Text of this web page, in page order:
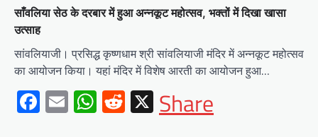
साँवलिया सेठ के दरबार में हुआ अन्नकूट महोत्सव, भक्तों में दिखा खासा
उत्साह
सांवलियाजी। प्रसिद्ध कृष्णधाम श्री सांवलियाजी मंदिर में अन्नकूट महोत्सव
का आयोजन किया। यहां मंदिर में विशेष आरती का आयोजन हुआ…
Facebook
EmailWhatsApp
Reddit
X
Share